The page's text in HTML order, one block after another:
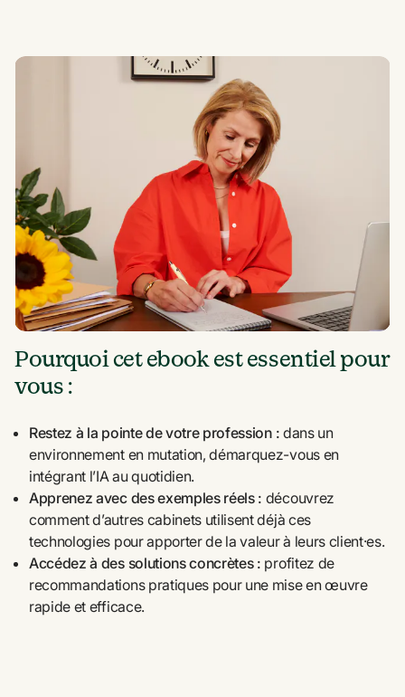
Pourquoi cet ebook est essentiel pour
vous :
Restez à la pointe de votre profession : dans un
environnement en mutation, démarquez-vous en
intégrant l’IA au quotidien.
Apprenez avec des exemples réels : découvrez
comment d’autres cabinets utilisent déjà ces
technologies pour apporter de la valeur à leurs client·es.
Accédez à des solutions concrètes : profitez de
recommandations pratiques pour une mise en œuvre
rapide et efficace.